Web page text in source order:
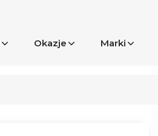
Okazje Marki